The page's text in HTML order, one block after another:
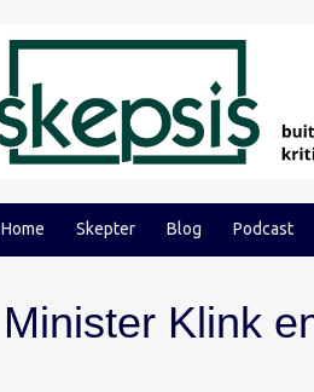
Home Skepter Blog Podcast
Minister Klink